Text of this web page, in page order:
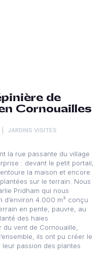
de
Cornouailles
JARDINS VISITÉS
la rue passante du village
: devant le petit portail,
la maison et encore
sur le terrain. Nous
Pridham qui nous
d’environ 4.000 m² conçu
en pente, pauvre, au
des haies
vent de Cornouaille,
ils ont pu créer le
passion des plantes